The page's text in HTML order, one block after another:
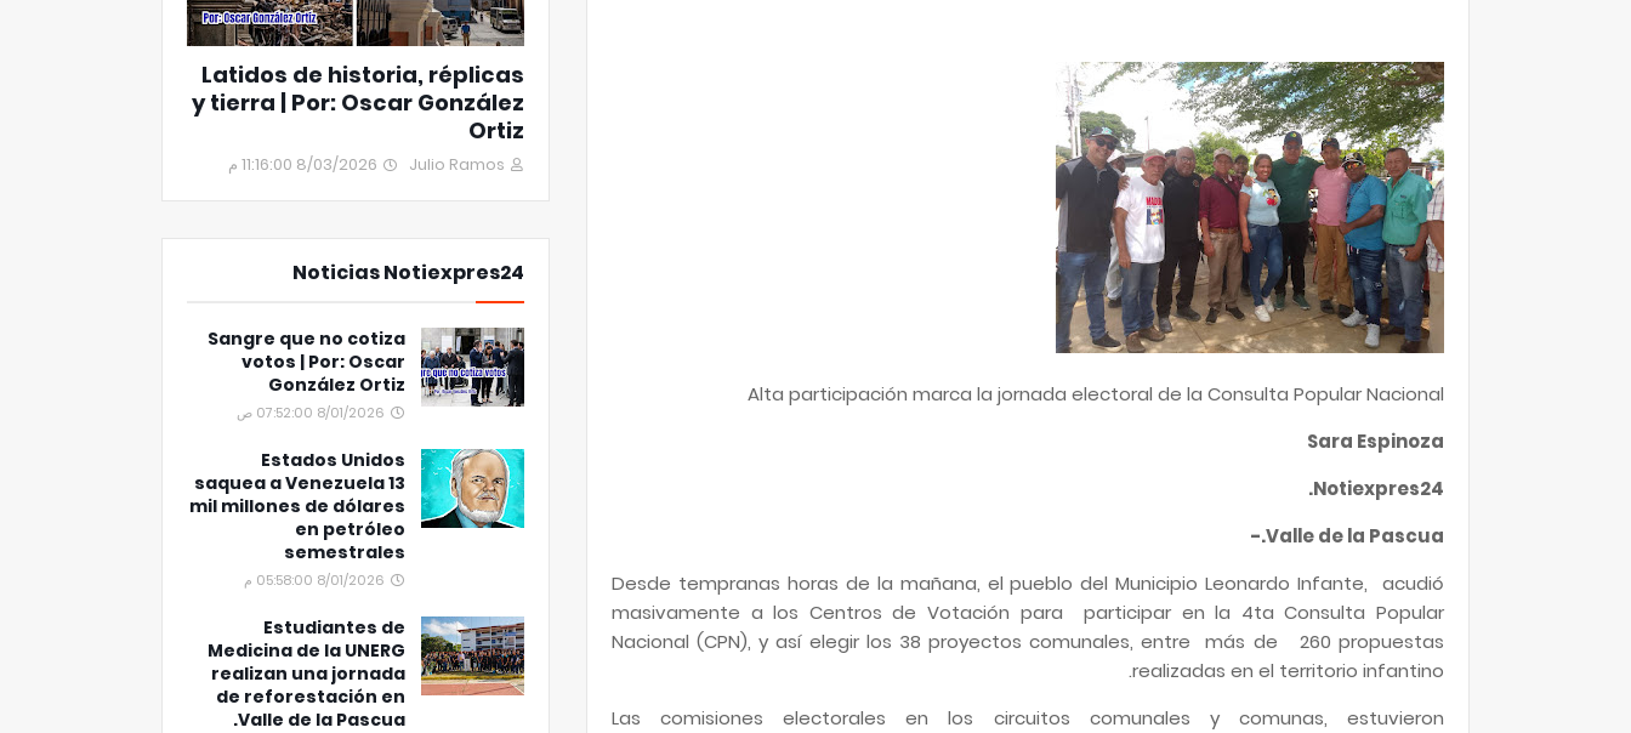
Alta participación marca la jornada electoral de la Consulta Popular Nacional
Sara Espinoza
Notiexpres24.
Valle de la Pascua.-
Desde tempranas horas de la mañana, el pueblo del Municipio Leonardo Infante, acudió
masivamente a los Centros de Votación para participar en la 4ta Consulta Popular
Nacional (CPN), y así elegir los 38 proyectos comunales, entre más de 260 propuestas
realizadas en el territorio infantino.
Las comisiones electorales en los circuitos comunales y comunas, estuvieron
Latidos de historia, réplicas
y tierra | Por: Oscar González
Ortiz
Julio Ramos 8/03/2026 11:16:00 م
Noticias Notiexpres24
Sangre que no cotiza
votos | Por: Oscar
González Ortiz
8/01/2026 07:52:00 ص
Estados Unidos
saquea a Venezuela 13
mil millones de dólares
en petróleo
semestrales
8/01/2026 05:58:00 م
Estudiantes de
Medicina de la UNERG
realizan una jornada
de reforestación en
Valle de la Pascua.